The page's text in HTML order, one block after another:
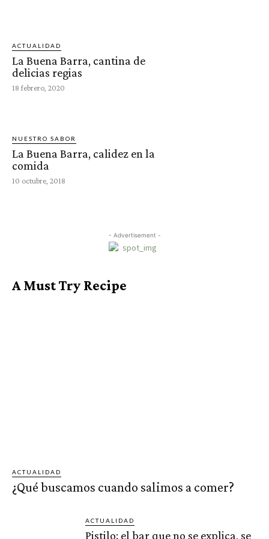
ACTUALIDAD
La Buena Barra, cantina de
delicias regias
18 febrero, 2020
NUESTRO SABOR
La Buena Barra, calidez en la
comida
10 octubre, 2018
- Advertisement -
A Must Try Recipe
ACTUALIDAD
¿Qué buscamos cuando salimos a comer?
ACTUALIDAD
Pistilo: el bar que no se explica, se